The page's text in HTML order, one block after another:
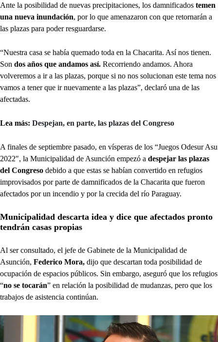
Ante la posibilidad de nuevas precipitaciones, los damnificados temen
una nueva inundación, por lo que amenazaron con que retornarán a
las plazas para poder resguardarse.
“Nuestra casa se había quemado toda en la Chacarita. Así nos tienen.
Son dos años que andamos así. Recorriendo andamos. Ahora
volveremos a ir a las plazas, porque si no nos solucionan este tema nos
vamos a tener que ir nuevamente a las plazas”, declaró una de las
afectadas.
Lea más: Despejan, en parte, las plazas del Congreso
A finales de septiembre pasado, en vísperas de los “Juegos Odesur Asu
2022″, la Municipalidad de Asunción empezó a despejar las plazas
del Congreso debido a que estas se habían convertido en refugios
improvisados por parte de damnificados de la Chacarita que fueron
afectados por un incendio y por la crecida del río Paraguay.
Municipalidad descarta idea y dice que afectados pronto
tendrán casas propias
Al ser consultado, el jefe de Gabinete de la Municipalidad de
Asunción, Federico Mora, dijo que descartan toda posibilidad de
ocupación de espacios públicos. Sin embargo, aseguró que los refugios
“no se tocarán” en relación la posibilidad de mudanzas, pero que los
trabajos de asistencia continúan.